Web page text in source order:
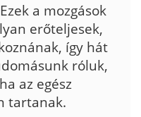
Ezek a mozgá­sok
erőteljesek,
így hát
róluk,
az egész
tartanak.